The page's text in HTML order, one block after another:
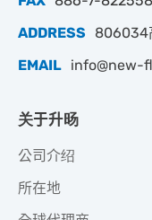
ADDRESS
806034
EMAIL info@new-
关于升旸
公司介绍
所在地